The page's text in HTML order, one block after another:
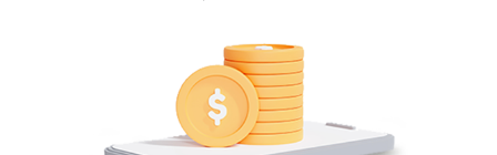
평일 08:00~17:00
토요일 08:00~12:00